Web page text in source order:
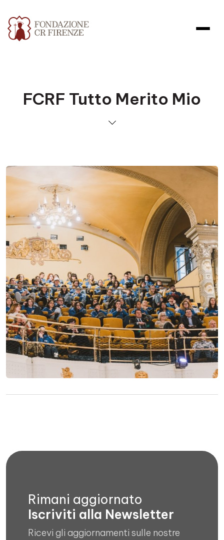
FCRF Tutto Merito Mio
Rimani aggiornato
Iscriviti alla Newsletter
Ricevi gli aggiornamenti sulle nostre